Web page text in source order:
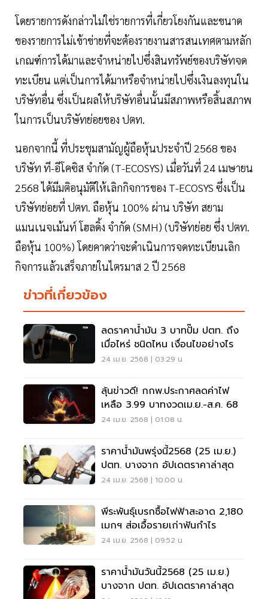
โดยรายการดังกล่าวไม่ใช่รายการที่เกี่ยวโยงกันและขนาด
ของรายการไม่เข้าข่ายที่จะต้องรายงานสารสนเทศตามหลัก
เกณฑ์การได้มาและจำหน่ายไปซึ่งสินทรัพย์ของบริษัทจด
ทะเบียน แต่เป็นการได้มาหรือจำหน่ายไปซึ่งเงินลงทุนใน
บริษัทอื่น ซึ่งเป็นผลให้บริษัทอื่นนั้นมีสภาพหรือสิ้นสภาพ
ในการเป็นบริษัทย่อยของ ปตท.
นอกจากนี้ ที่ประชุมสามัญผู้ถือหุ้นประจําปี 2568 ของ
บริษัท ที-อีโคซิส จํากัด (T-ECOSYS) เมื่อวันที่ 24 เมษายน
2568 ได้มีมติอนุมัติให้เลิกกิจการของ T-ECOSYS ซึ่งเป็น
บริษัทย่อยที่ ปตท. ถือหุ้น 100% ผ่าน บริษัท สยาม
แมนเนจเม้นท์ โฮลดิ้ง จํากัด (SMH) (บริษัทย่อย ซึ่ง ปตท.
ถือหุ้น 100%) โดยคาดว่าจะดําเนินการจดทะเบียนเลิก
กิจการแล้วเสร็จภายในไตรมาส 2 ปี 2568
ข่าวที่เกี่ยวข้อง
ลดราคาน้ำมัน 3 บาทปั๊ม ปตท. ถึง
เมื่อไหร่ ชนิดไหน เงื่อนไขอย่างไร
24 เม.ย. 2568 | 03:29 น.
ลุ้นข่าวดี! กกพ.ประกาศลดค่าไฟ
เหลือ 3.99 บาทงวดเม.ย.-ส.ค. 68
24 เม.ย. 2568 | 01:08 น.
ราคาน้ำมันพรุ่งนี้2568 (25 เม.ย.)
ปตท. บางจาก อัปเดตราคาล่าสุด
24 เม.ย. 2568 | 10:00 น.
พีระพันธุ์เบรกซื้อไฟฟ้าสะอาด 2,180
เมกฯ ส่อเอื้อรายเก่าฟันกำไร
24 เม.ย. 2568 | 09:52 น.
ราคาน้ำมันวันนี้2568 (25 เม.ย.)
บางจาก ปตท. อัปเดตราคาล่าสุด